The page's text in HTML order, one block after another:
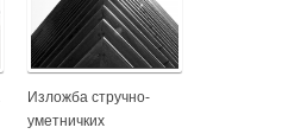
Изложба стручно-
уметничких